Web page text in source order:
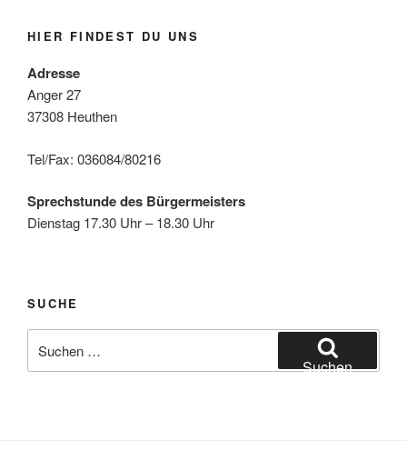
HIER FINDEST DU UNS
Adresse
Anger 27
37308 Heuthen
Tel/Fax: 036084/80216
Sprechstunde des Bürgermeisters
Dienstag 17.30 Uhr – 18.30 Uhr
SUCHE
nach:
Suchen